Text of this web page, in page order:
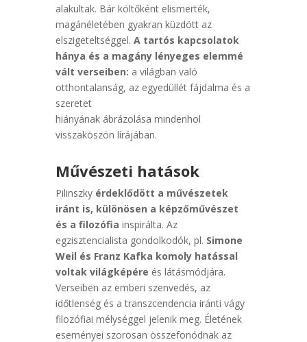
alakultak. Bár költőként elismerték,
magánéletében gyakran küzdött az
elszigeteltséggel. A tartós kapcsolatok
hánya és a magány lényeges elemmé
vált verseiben: a világban való
otthontalanság, az egyedüllét fájdalma és a
szeretet
hiányának ábrázolása mindenhol
visszaköszön lírájában.
Művészeti hatások
Pilinszky érdeklődött a művészetek
iránt is, különösen a képzőművészet
és a filozófia inspirálta. Az
egzisztencialista gondolkodók, pl. Simone
Weil és Franz Kafka komoly hatással
voltak világképére és látásmódjára.
Verseiben az emberi szenvedés, az
időtlenség és a transzcendencia iránti vágy
filozófiai mélységgel jelenik meg. Életének
eseményei szorosan összefonódnak az